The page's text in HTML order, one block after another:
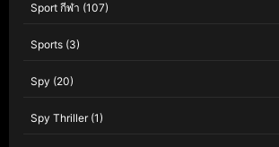
Sport กีฬา (107)
Sports (3)
Spy (20)
Spy Thriller(1)